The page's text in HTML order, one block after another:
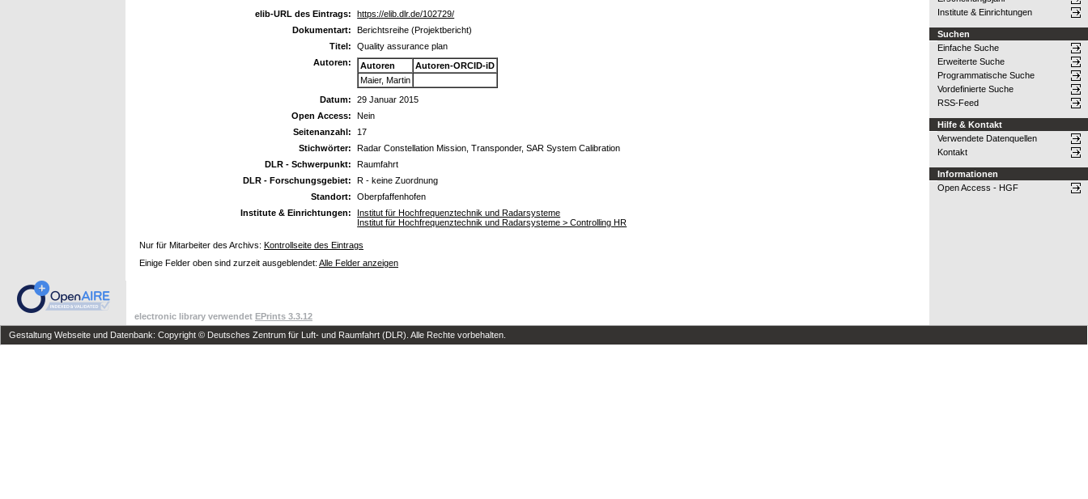
elib-URL des Eintrags:
https://elib.dlr.de/102729/
Dokumentart:
Berichtsreihe (Projektbericht)
Titel:
Quality assurance plan
Autoren:
Autoren
Autoren-ORCID-iD
Maier, Martin
Datum:
29 Januar 2015
Open Access:
Nein
Seitenanzahl:
17
Stichwörter:
Radar Constellation Mission, Transponder, SAR System Calibration
DLR - Schwerpunkt:
Raumfahrt
DLR - Forschungsgebiet:
R - keine Zuordnung
Standort:
Oberpfaffenhofen
Institute & Einrichtungen:
Institut für Hochfrequenztechnik und Radarsysteme
Institut für Hochfrequenztechnik und Radarsysteme > Controlling HR
Nur für Mitarbeiter des Archivs: Kontrollseite des Eintrags
Einige Felder oben sind zurzeit ausgeblendet: Alle Felder anzeigen
Institute & Einrichtungen
Suchen
Einfache Suche
Erweiterte Suche
Programmatische Suche
Vordefinierte Suche
RSS-Feed
Hilfe & Kontakt
Verwendete Datenquellen
Kontakt
Informationen
Open Access - HGF
electronic library verwendet EPrints 3.3.12
Gestaltung Webseite und Datenbank: Copyright © Deutsches Zentrum für Luft- und Raumfahrt (DLR). Alle Rechte vorbehalten.